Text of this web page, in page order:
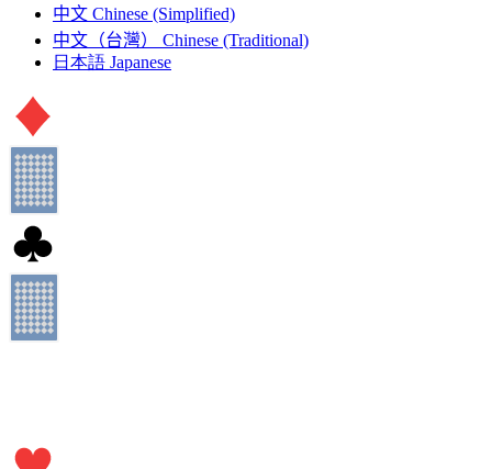
中文 Chinese (Simplified)
中文（台灣）
Chinese (Traditional)
日本語 Japanese